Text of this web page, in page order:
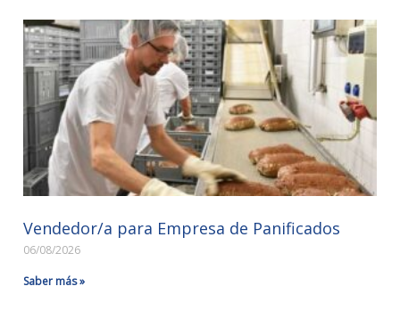
Vendedor/a para Empresa de Panificados
06/08/2026
Saber más »